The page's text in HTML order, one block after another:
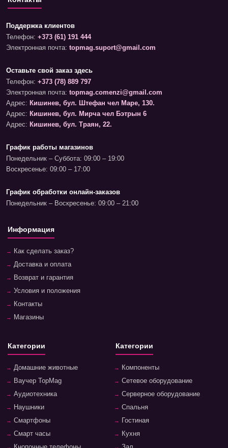
Поддержка клиентов
Телефон: +373 (61) 191 444
Электронная почта: topmag.suport@gmail.com
Оставьте свой заказ здесь
Телефон: +373 (78) 889 797
Электронная почта: topmag.comenzi@gmail.com
Адрес: Кишинев, бул. Штефан чел Маре, 130.
Адрес: Кишинев, бул. Мирча чел Бэтрын 6
Адрес: Кишинев, бул. Траян, 22.
График работы магазинов
Понедельник – Суббота: 09:00 – 19:00
Воскресенье: 09:00 – 17:00
График обработки онлайн-заказов
Понедельник – Воскресенье: 09:00 – 21:00
Информация
Как сделать заказ?
Доставка и оплата
Возврат и гарантия
Условия и положения
Контакты
Магазины
Категории
Домашние животные
Ваучер TopMag
Аудиотехника
Наушники
Смартфоны
Смарт часы
Категории
Компоненты
Сетевое оборудование
Серверное оборудование
Спальня
Гостиная
Кухня